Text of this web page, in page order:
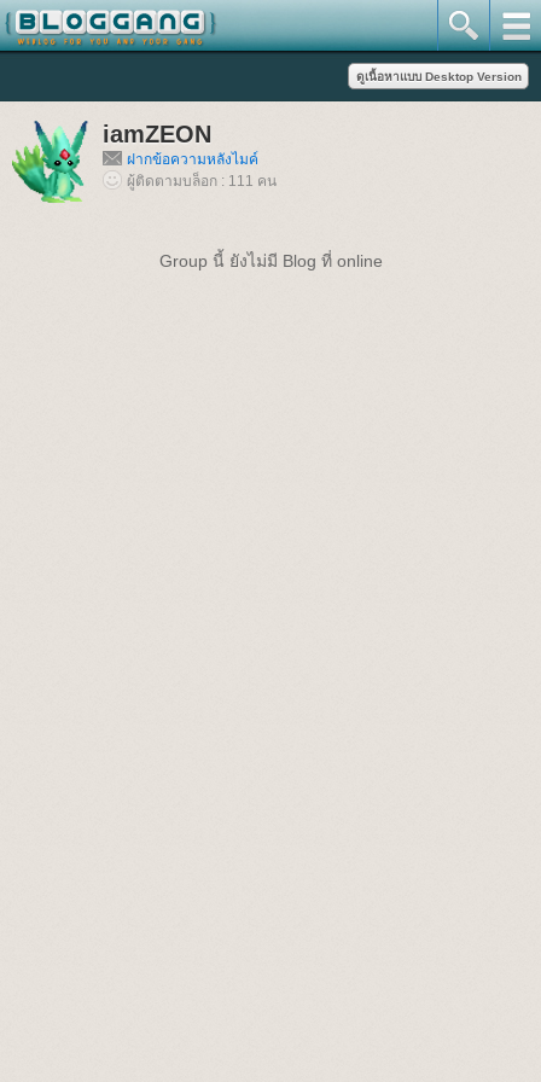
iamZEON
ฝากข้อความหลังไมค์
ผู้ติดตามบล็อก : 111 คน
Group นี้ ยังไม่มี Blog ที่ online